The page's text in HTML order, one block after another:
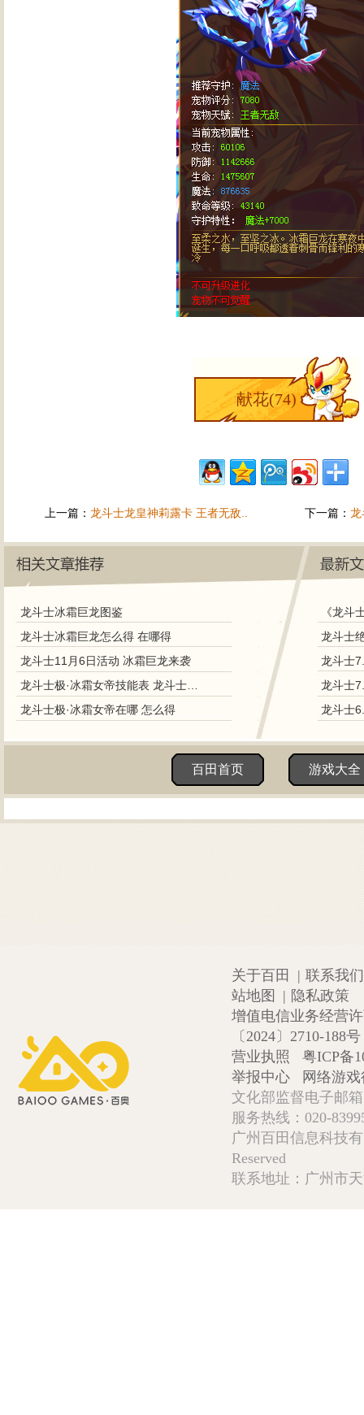
献花(74)
上一篇： 龙斗士龙皇神莉露卡 王者无敌.. 下一篇： 龙
龙斗士冰霜巨龙图鉴
龙斗士冰霜巨龙怎么得 在哪得
龙斗士11月6日活动 冰霜巨龙来袭
龙斗士极·冰霜女帝技能表 龙斗士极·冰霜女帝图鉴
龙斗士极·冰霜女帝在哪 怎么得
《龙斗
龙斗士
龙斗士
龙斗士
百田首页 游戏大全
关于百田 | 联系我们
站地图
| 隐私政策
增值电信业务经营
〔2024〕2710-188号
营业执照
粤ICP备
举报中心
网络游
文化部监督电子邮
服务热线：020-
广州百田信息科技
Reserved
联系地址：广州市